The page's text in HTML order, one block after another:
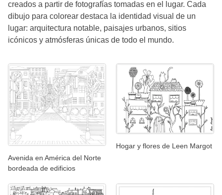
creados a partir de fotografías tomadas en el lugar. Cada
dibujo para colorear destaca la identidad visual de un
lugar: arquitectura notable, paisajes urbanos, sitios
icónicos y atmósferas únicas de todo el mundo.
Avenida en América del Norte
bordeada de edificios
Hogar y flores de Leen Margot